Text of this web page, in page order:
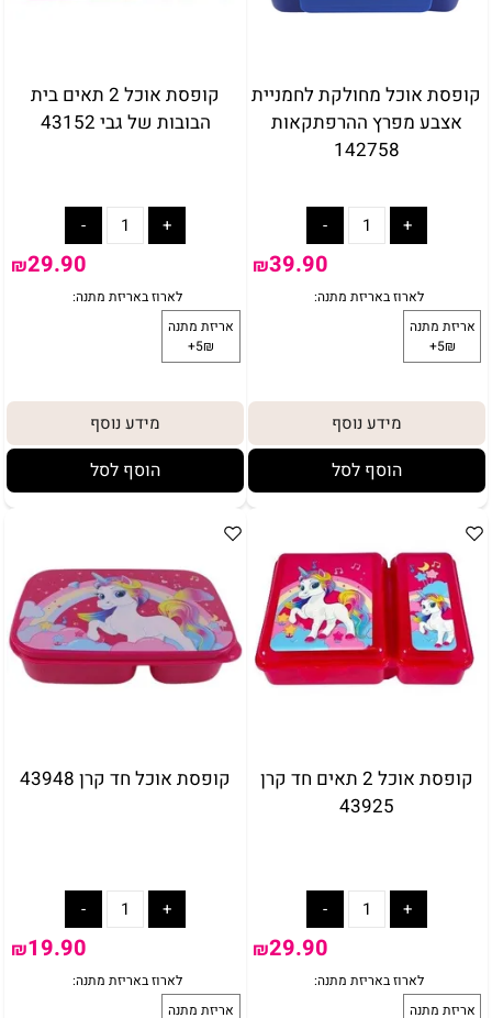
אריזת מתנה
5₪+
קופסת אוכל מחולקת לחמניית
אצבע מפרץ ההרפתקאות
142758
₪39.90
מידע נוסף
הוסף לסל
קופסת אוכל 2 תאים בית
הבובות של גבי 43152
₪29.90
מידע נוסף
הוסף לסל
קופסת אוכל 2 תאים חד קרן
43925
₪29.90
קופסת אוכל חד קרן 43948
₪19.90